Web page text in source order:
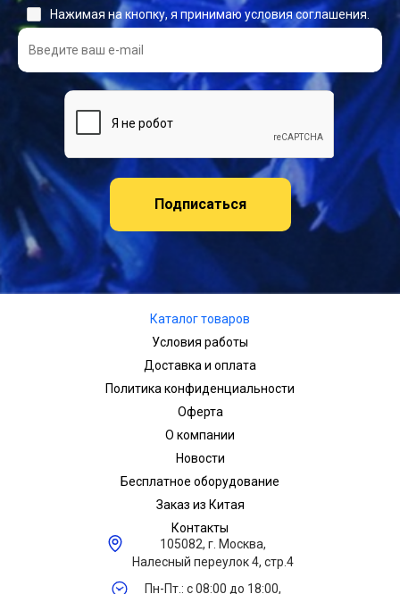
Подписаться
Нажимая на кнопку, я принимаю условия соглашения.
Каталог товаров
Условия работы
Доставка и оплата
Политика конфиденциальности
Оферта
О компании
Новости
Бесплатное оборудование
Заказ из Китая
Контакты
105082, г. Москва,
Налесный переулок 4, стр.4
Пн-Пт.: с 08:00 до 18:00,